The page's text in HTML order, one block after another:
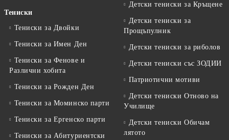
Тениски
Тениски за Двойки
Тениски за Имен Ден
Тениски за Фенове и
Различни хобита
Тениски за Рожден Ден
Тениски за Mоминско парти
Тениски за Eргенско парти
Тениски за Aбитуриентски
Детски тениски за Кръщене
Детски тениски за
Прощъпулник
Детски тениски за риболов
Детски тениски със ЗОДИИ
Патриотични мотиви
Детски тениски Отново на
Училище
Детски тениски Обичам
лятото